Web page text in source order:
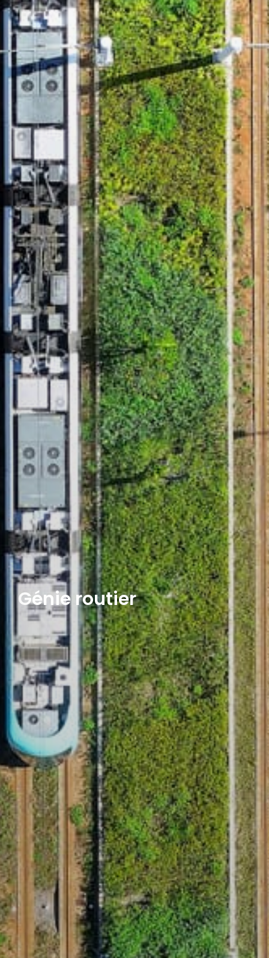
Génie routier